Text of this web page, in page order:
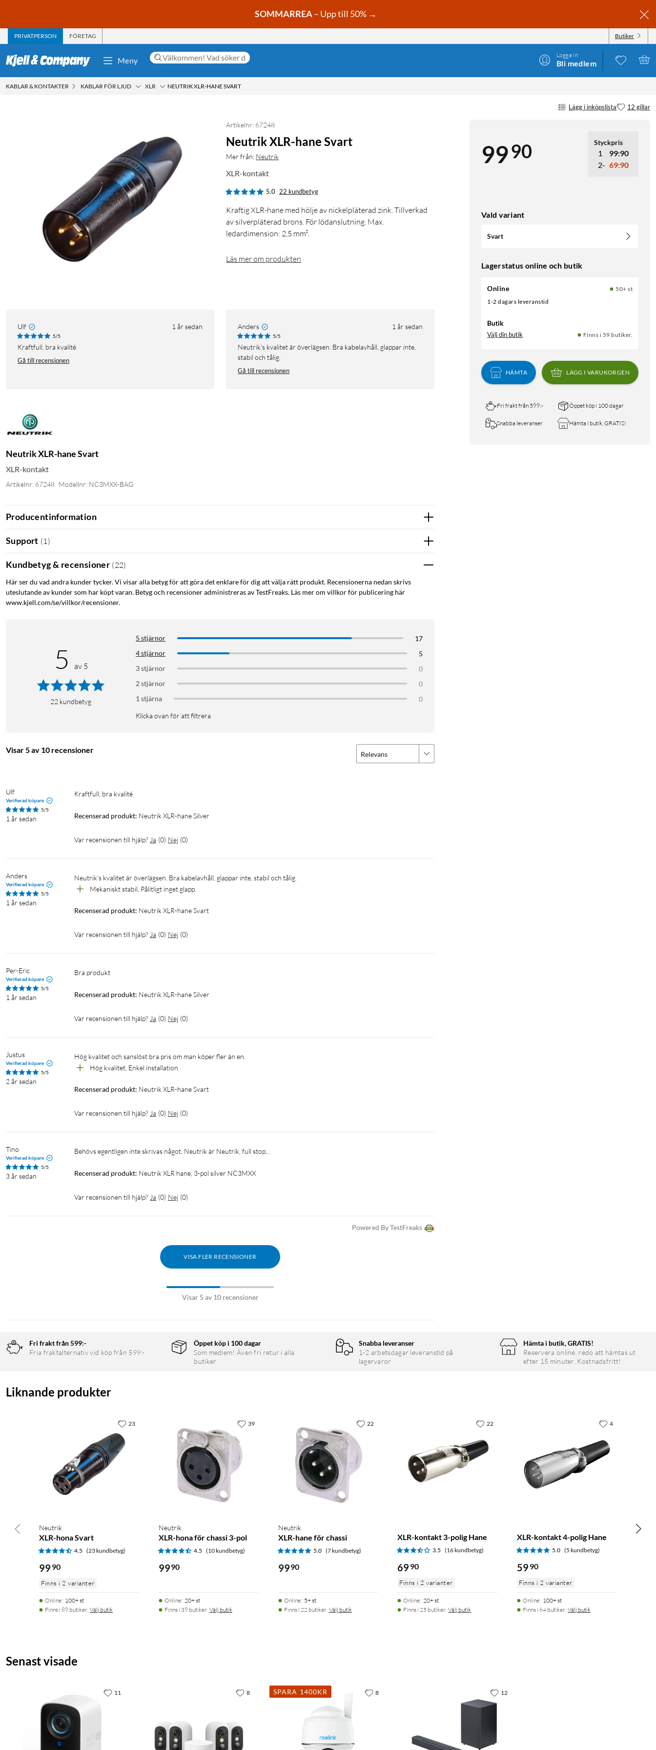
SOMMARREA– Upp till 50% →
PRIVATPERSON FÖRETAG Butiker
Meny
Logga in
Bli medlem
KABLAR & KONTAKTER KABLAR FÖR LJUD XLR NEUTRIK XLR-HANE SVART
Lägg i inköpslista 12 gillar
9990 Styckpris
1
99:90
2- 69:90
Vald variant
Svart
Lagerstatus online och butik
Online
50+ st
1-2 dagars leveranstid
Butik
Välj din butik Finns i 59 butiker.
HÄMTA LÄGG I VARUKORGEN
Fri frakt från 599:- Öppet köp i 100 dagar
Snabba leveranser Hämta i butik, GRATIS!
Artikelnr: 67248
Neutrik XLR-hane Svart
Mer från: Neutrik
XLR-kontakt
5.0 22 kundbetyg
Kraftig XLR-hane med hölje av nickelpläterad zink. Tillverkad
av silverpläterad brons. För lödanslutning. Max.
ledardimension: 2,5 mm².
Läs mer om produkten
Ulf 1 år sedan
5/5
Kraftfull, bra kvalité
Gå till recensionen
Anders 1 år sedan
5/5
Neutrik's kvalitet är överlägsen. Bra kabelavhåll, glappar inte,
stabil och tålig.
Gå till recensionen
Neutrik XLR-hane Svart
XLR-kontakt
Artikelnr: 67248 Modellnr: NC3MXX-BAG
Producentinformation
Support (1)
Kundbetyg & recensioner (22)
Här ser du vad andra kunder tycker. Vi visar alla betyg för att göra det enklare för dig att välja rätt produkt. Recensionerna nedan skrivs
uteslutande av kunder som har köpt varan. Betyg och recensioner administreras av TestFreaks. Läs mer om villkor för publicering här
www.kjell.com/se/villkor/recensioner.
5 av 5
22 kundbetyg
5 stjärnor
17
4 stjärnor
5
3 stjärnor
0
2 stjärnor
0
1 stjärna
0
Klicka ovan för att filtrera
Visar 5 av 10 recensioner Relevans
Ulf
Verifierad köpare
5/5
1 år sedan
Kraftfull, bra kvalité
Recenserad produkt: Neutrik XLR-hane Silver
Var recensionen till hjälp? Ja (0) Nej (0)
Anders
Verifierad köpare
5/5
1 år sedan
Neutrik's kvalitet är överlägsen. Bra kabelavhåll, glappar inte, stabil och tålig.
Mekaniskt stabil, Pålitligt inget glapp.
Recenserad produkt: Neutrik XLR-hane Svart
Var recensionen till hjälp? Ja (0) Nej (0)
Per-Eric
Verifierad köpare
5/5
1 år sedan
Bra produkt
Recenserad produkt: Neutrik XLR-hane Silver
Var recensionen till hjälp? Ja (0) Nej (0)
Justus
Verifierad köpare
5/5
2 år sedan
Hög kvalitet och sanslöst bra pris om man köper fler än en.
Hög kvalitet, Enkel installation
Recenserad produkt: Neutrik XLR-hane Svart
Var recensionen till hjälp? Ja (0) Nej (0)
Tino
Verifierad köpare
5/5
3 år sedan
Behövs egentligen inte skrivas något, Neutrik är Neutrik, full stop...
Recenserad produkt: Neutrik XLR hane, 3-pol silver NC3MXX
Var recensionen till hjälp? Ja (0) Nej (0)
Powered By TestFreaks
VISA FLER RECENSIONER
Visar 5 av 10 recensioner
Fri frakt från 599:-
Fria fraktalternativ vid köp från 599:-
Öppet köp i 100 dagar
Som medlem! Även fri retur i alla
butiker
Snabba leveranser
1-2 arbetsdagar leveranstid på
lagervaror
Hämta i butik, GRATIS!
Reservera online, redo att hämtas ut
efter 15 minuter. Kostnadsfritt!
Liknande produkter
Neutrik
XLR-hona Svart
4.5 (23 kundbetyg)
99 90
Finns i 2 varianter
Online: 100+ st
Finns i 89 butiker. Välj butik
23
Neutrik
XLR-hona för chassi 3-pol
4.5 (10 kundbetyg)
9990
Online: 20+ st
Finns i 39 butiker. Välj butik
39
Neutrik
XLR-hane för chassi
5.0 (7 kundbetyg)
9990
Online: 5+ st
Finns i 22 butiker. Välj butik
22
XLR-kontakt 3-polig Hane
3.5 (16 kundbetyg)
69 90
Finns i 2 varianter
Online: 20+ st
Finns i 25 butiker. Välj butik
22
XLR-kontakt 4-polig Hane
5.0 (5 kundbetyg)
59 90
Finns i 2 varianter
Online: 100+ st
Finns i 64 butiker. Välj butik
4
Senast visade
11 8 SPARA 1400KR 8 12